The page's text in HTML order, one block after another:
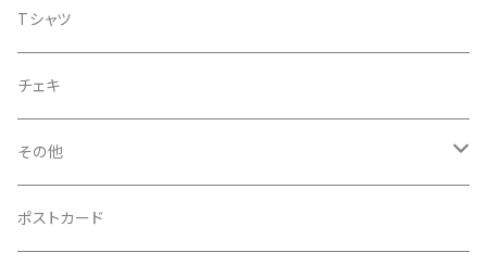
シングル
菅沼温泉タオル
菅沼エアーかおる
菅沼温泉ハンカチタオル
手ぬぐい
Tシャツ
チェキ
その他
コースター
ポストカード